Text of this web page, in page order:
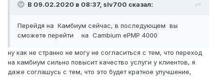
вашими клиентами UBNT M2 с прошивкой Elevate.
В 09.02.2020 в 08:37, slv700 сказал:
Перейдя на Камбиум сейчас, в последующем вы
сможете перейти на Cambium ePMP 4000
ну как не странно не могу не согласиться с тем, что переход
на камбиум сильно повысит качество услуги у клиентов, я
даже соглашусь с тем, что это будет кратное улучшение,